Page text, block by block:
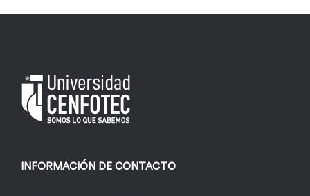
INFORMACIÓN DE CONTACTO